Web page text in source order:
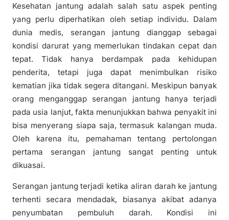
Kesehatan jantung adalah salah satu aspek penting
yang perlu diperhatikan oleh setiap individu. Dalam
dunia medis, serangan jantung dianggap sebagai
kondisi darurat yang memerlukan tindakan cepat dan
tepat. Tidak hanya berdampak pada kehidupan
penderita, tetapi juga dapat menimbulkan risiko
kematian jika tidak segera ditangani. Meskipun banyak
orang menganggap serangan jantung hanya terjadi
pada usia lanjut, fakta menunjukkan bahwa penyakit ini
bisa menyerang siapa saja, termasuk kalangan muda.
Oleh karena itu, pemahaman tentang pertolongan
pertama serangan jantung sangat penting untuk
dikuasai.
Serangan jantung terjadi ketika aliran darah ke jantung
terhenti secara mendadak, biasanya akibat adanya
penyumbatan pembuluh darah. Kondisi ini